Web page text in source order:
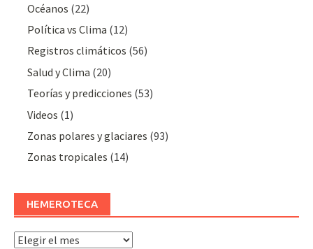
Océanos (22)
Polí­tica vs Clima (12)
Registros climáticos (56)
Salud y Clima (20)
Teorías y predicciones (53)
Videos (1)
Zonas polares y glaciares (93)
Zonas tropicales (14)
HEMEROTECA
Hemeroteca